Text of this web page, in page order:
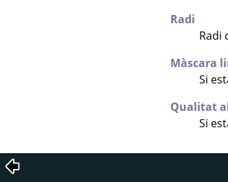
Radi
Radi
Màscara
Si
Qualitat
Si